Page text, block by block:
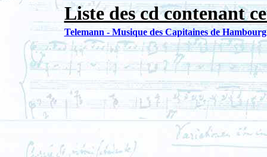
Liste des cd contenant
Telemann - Musique des Capitaines de